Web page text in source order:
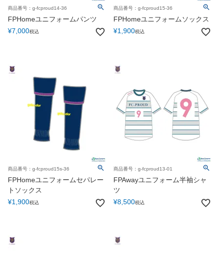
商品番号：g-fcproud14-36
FPHomeユニフォームパンツ
¥7,000税込
商品番号：g-fcproud15-36
FPHomeユニフォームソックス
¥1,900税込
商品番号：g-fcproud15s-36
FPHomeユニフォームセパレー
トソックス
¥1,900税込
商品番号：g-fcproud13-01
FPAwayユニフォーム半袖シャ
ツ
¥8,500税込